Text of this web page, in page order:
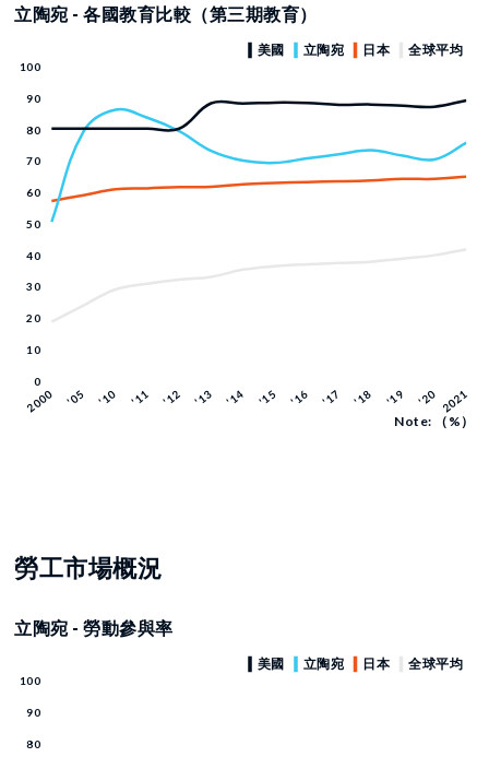
立陶宛 - 各國教育比較（第三期教育）
Note: （%）
勞工市場概況
立陶宛 - 勞動參與率